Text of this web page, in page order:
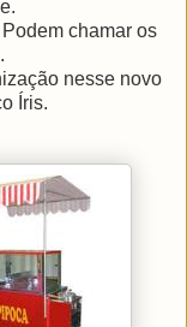
chamar os
nesse novo
Íris.